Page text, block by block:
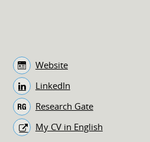
Website
LinkedIn
Research Gate
My CV in English